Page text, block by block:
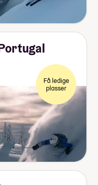
Få ledige
plasser